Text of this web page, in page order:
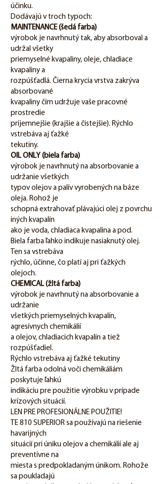
účinku.
Dodávajú v troch typoch:
MAINTENANCE (šedá farba)
výrobok je navrhnutý tak, aby absorboval a
udržal všetky
priemyselné kvapaliny, oleje, chladiace
kvapaliny a
rozpúšťadlá. Čierna krycia vrstva zakrýva
absorbované
kvapaliny čím udržuje vaše pracovné
prostredie
príjemnejšie (krajšie a čistejšie). Rýchlo
vstrebáva aj ťažké
tekutiny.
OIL ONLY (biela farba)
výrobok je navrhnutý na absorbovanie a
udržanie všetkých
typov olejov a palív vyrobených na báze
oleja. Rohož je
schopná extrahovať plávajúci olej z povrchu
iných kvapalín
ako je voda, chladiaca kvapalina a pod.
Biela farba ľahko indikuje nasiaknutý olej.
Ten sa vstrebáva
rýchlo, účinne, čo platí aj pri ťažkých
olejoch.
CHEMICAL (žltá farba)
výrobok je navrhnutý na absorbovanie a
udržanie
všetkých priemyselných kvapalín,
agresívnych chemikálií
a olejov, chladiacich kvapalín a tiež
rozpúšťadiel.
Rýchlo vstrebáva aj ťažké tekutiny
Žltá farba odolná voči chemikáliám
poskytuje ľahkú
indikáciu pre použitie výrobku v prípade
krízových situácií.
LEN PRE PROFESIONÁLNE POUŽITIE!
TE 810 SUPERIOR sa používajú na riešenie
havarijných
situácií pri úniku olejov a chemikálií ale aj
preventívne na
miesta s predpokladaným únikom. Rohože
sa poukladajú